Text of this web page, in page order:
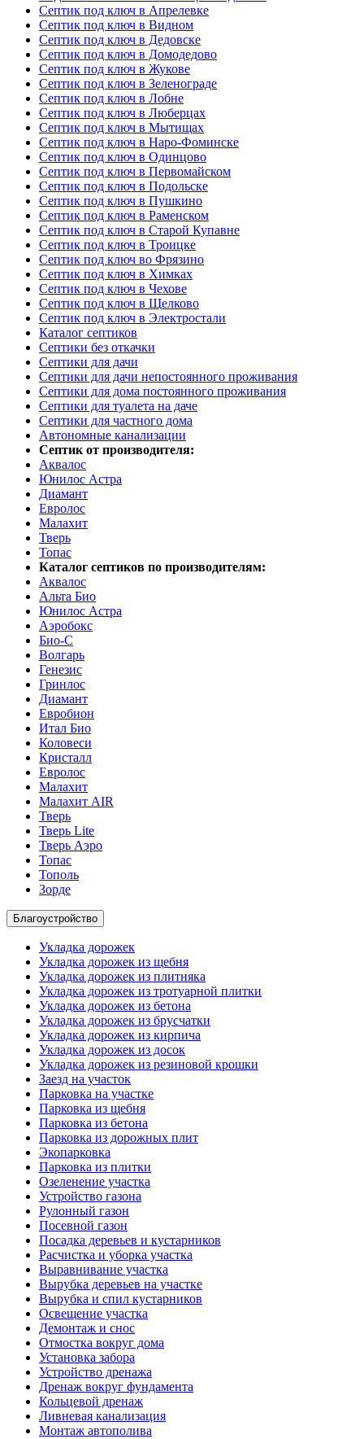
Септик под ключ в Апрелевке
Септик под ключ в Видном
Септик под ключ в Дедовске
Септик под ключ в Домодедово
Септик под ключ в Жукове
Септик под ключ в Зеленограде
Септик под ключ в Лобне
Септик под ключ в Люберцах
Септик под ключ в Мытищах
Септик под ключ в Наро-Фоминске
Септик под ключ в Одинцово
Септик под ключ в Первомайском
Септик под ключ в Подольске
Септик под ключ в Пушкино
Септик под ключ в Раменском
Септик под ключ в Старой Купавне
Септик под ключ в Троицке
Септик под ключ во Фрязино
Септик под ключ в Химках
Септик под ключ в Чехове
Септик под ключ в Щелково
Септик под ключ в Электростали
Каталог септиков
Септики без откачки
Септики для дачи
Септики для дачи непостоянного проживания
Септики для дома постоянного проживания
Септики для туалета на даче
Септики для частного дома
Автономные канализации
Септик от производителя:
Аквалос
Юнилос Астра
Диамант
Евролос
Малахит
Тверь
Топас
Каталог септиков по производителям:
Аквалос
Альта Био
Юнилос Астра
Аэробокс
Био-С
Волгарь
Генезис
Гринлос
Диамант
Евробион
Итал Био
Коловеси
Кристалл
Евролос
Малахит
Малахит AIR
Тверь
Тверь Lite
Тверь Аэро
Топас
Тополь
Зорде
Благоустройство
Укладка дорожек
Укладка дорожек из щебня
Укладка дорожек из плитняка
Укладка дорожек из тротуарной плитки
Укладка дорожек из бетона
Укладка дорожек из брусчатки
Укладка дорожек из кирпича
Укладка дорожек из досок
Укладка дорожек из резиновой крошки
Заезд на участок
Парковка на участке
Парковка из щебня
Парковка из бетона
Парковка из дорожных плит
Экопарковка
Парковка из плитки
Озеленение участка
Устройство газона
Рулонный газон
Посевной газон
Посадка деревьев и кустарников
Расчистка и уборка участка
Выравнивание участка
Вырубка деревьев на участке
Вырубка и спил кустарников
Освещение участка
Демонтаж и снос
Отмостка вокруг дома
Установка забора
Устройство дренажа
Дренаж вокруг фундамента
Кольцевой дренаж
Ливневая канализация
Монтаж автополива